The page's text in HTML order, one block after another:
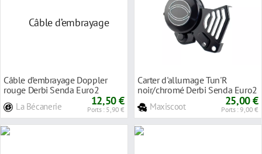
Câble d’embrayage Doppler
rouge Derbi Senda Euro2
La Bécanerie 12,50 €
Ports : 5,90 €
Carter d'allumage Tun'R
noir/chromé Derbi Senda Euro2
Maxiscoot 25,00 €
Ports : 9,00 €